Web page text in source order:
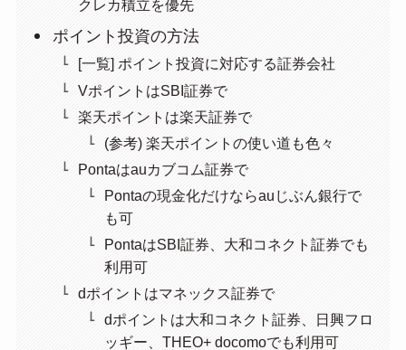
クレカ積立を優先
ポイント投資の方法
[一覧] ポイント投資に対応する証券会社
VポイントはSBI証券で
楽天ポイントは楽天証券で
(参考) 楽天ポイントの使い道も色々
Pontaはauカブコム証券で
Pontaの現金化だけならauじぶん銀行で
も可
PontaはSBI証券、大和コネクト証券でも
利用可
dポイントはマネックス証券で
dポイントは大和コネクト証券、日興フロ
ッギー、THEO+ docomoでも利用可